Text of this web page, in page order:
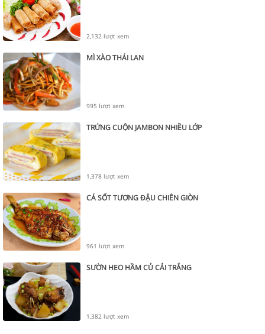
2,132 lượt xem
MÌ XÀO THÁI LAN
995 lượt xem
TRỨNG CUỘN JAMBON NHIỀU LỚP
1,378 lượt xem
CÁ SỐT TƯƠNG ĐẬU CHIÊN GIÒN
961 lượt xem
SƯỜN HEO HẦM CỦ CẢI TRẮNG
1,382 lượt xem